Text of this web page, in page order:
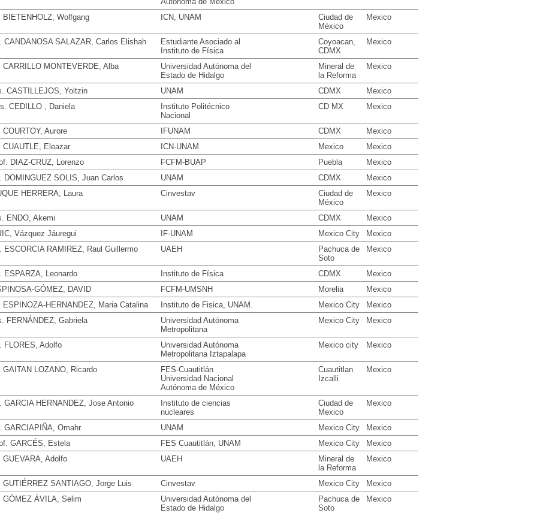
BIETENHOLZ, Wolfgang ICN, UNAM
Ciudad de
México
Mexico
CANDANOSA SALAZAR, Carlos Elishah
Estudiante Asociado al
Instituto de Física
Coyoacan,
CDMX
Mexico
CARRILLO MONTEVERDE, Alba
Universidad Autónoma del
Estado de Hidalgo
Mineral de
la Reforma
Mexico
CASTILLEJOS, Yoltzin UNAM CDMX
Mexico
CEDILLO , Daniela
Instituto Politécnico
Nacional
CD MX Mexico
COURTOY, Aurore IFUNAM CDMX
Mexico
CUAUTLE, Eleazar
ICN-UNAM Mexico
Mexico
DIAZ-CRUZ, Lorenzo
FCFM-BUAP Puebla
Mexico
DOMINGUEZ SOLIS, Juan Carlos
UNAM CDMX
Mexico
HERRERA, Laura
Cinvestav
Ciudad de
México
Mexico
ENDO, Akemi UNAM CDMX
Mexico
Vázquez Jáuregui
IF-UNAM Mexico City
Mexico
ESCORCIA RAMIREZ, Raul Guillermo
UAEH
Pachuca de
Soto
Mexico
ESPARZA, Leonardo Instituto de Física CDMX
Mexico
GÓMEZ, DAVID
FCFM-UMSNH Morelia
Mexico
ESPINOZA-HERNANDEZ, Maria Catalina
Instituto de Fisica, UNAM. Mexico City
Mexico
FERNÁNDEZ, Gabriela
Universidad Autónoma
Metropolitana
Mexico City Mexico
FLORES, Adolfo
Universidad Autónoma
Metropolitana Iztapalapa
Mexico city Mexico
GAITAN LOZANO, Ricardo
FES-Cuautitlán
Universidad Nacional
Autónoma de México
Cuautitlan
Izcalli
Mexico
GARCIA HERNANDEZ, Jose Antonio
Instituto de ciencias
nucleares
Ciudad de
Mexico
Mexico
GARCIAPIÑA, Omahr UNAM Mexico City
Mexico
GARCÉS, Estela
FES Cuautitlán, UNAM Mexico City
Mexico
GUEVARA, Adolfo
UAEH
Mineral de
la Reforma
Mexico
GUTIÉRREZ SANTIAGO, Jorge Luis Cinvestav Mexico City
Mexico
GÓMEZ ÁVILA, Selim
Universidad Autónoma del
Estado de Hidalgo
Pachuca de
Soto
Mexico